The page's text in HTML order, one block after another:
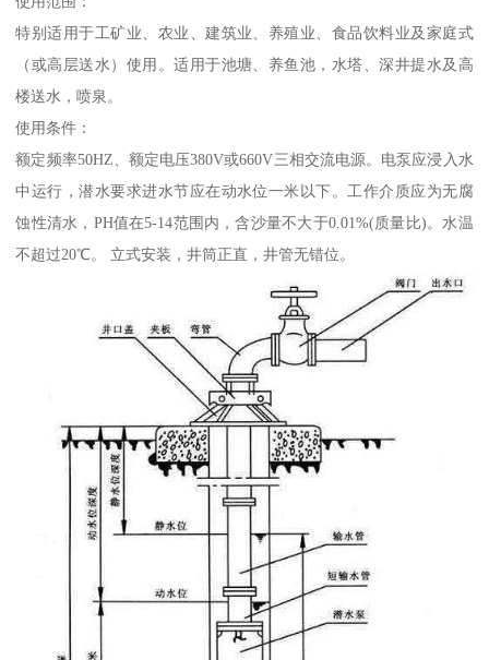
特别适用于工矿业、农业、建筑业、养殖业、食品饮料业及家庭式
（或高层送水）使用。适用于池塘、养鱼池，水塔、深井提水及高
楼送水，喷泉。
使用条件：
额定频率50HZ、额定电压380V或660V三相交流电源。电泵应浸入水
中运行，潜水要求进水节应在动水位一米以下。工作介质应为无腐
蚀性清水，PH值在5-14范围内，含沙量不大于0.01%(质量比)。水温
不超过20℃。 立式安装，井筒正直，井管无错位。